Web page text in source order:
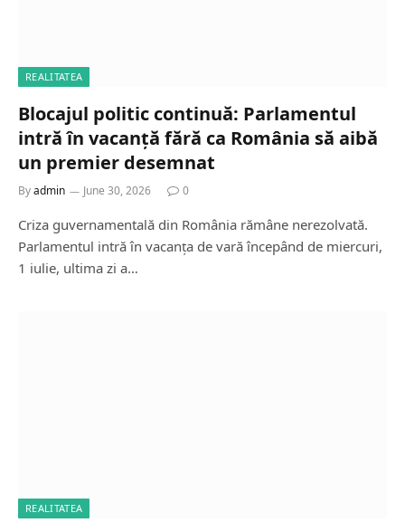
REALITATEA
Blocajul politic continuă: Parlamentul
intră în vacanță fără ca România să aibă
un premier desemnat
Byadmin June 30, 2026 0
Criza guvernamentală din România rămâne nerezolvată.
Parlamentul intră în vacanța de vară începând de miercuri,
1 iulie, ultima zi a…
REALITATEA